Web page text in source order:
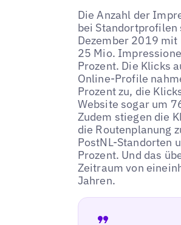
Die Anzahl der
bei Standortprofilen
Dezember 2019 mit
25 Mio.
Prozent. Die Klicks
Online-Profile
Prozent zu, die
Website sogar um
Zudem stiegen die
die Routenplanung
PostNL-Standorten
Prozent. Und das
Zeitraum von
Jahren.